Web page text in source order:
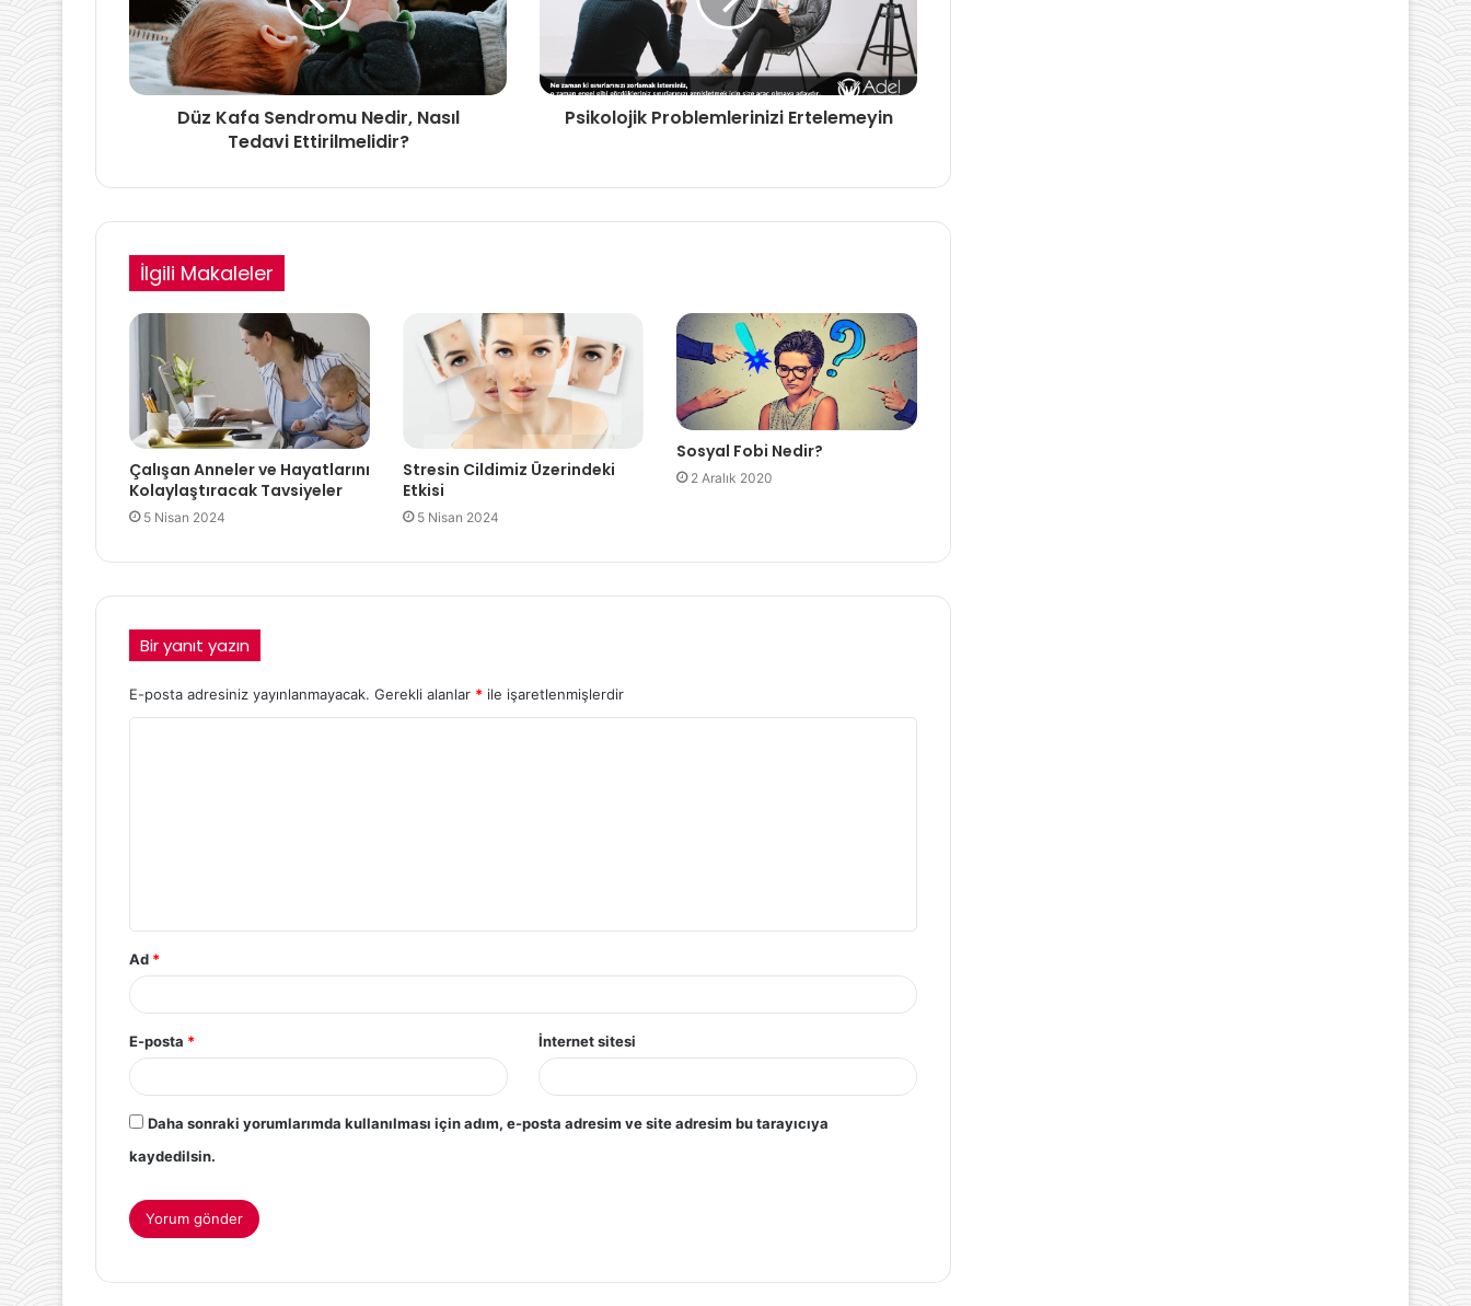
Düz Kafa Sendromu Nedir, Nasıl
Tedavi Ettirilmelidir?
Psikolojik Problemlerinizi Ertelemeyin
İlgili Makaleler
Çalışan Anneler ve Hayatlarını
Kolaylaştıracak Tavsiyeler
5 Nisan 2024
Stresin Cildimiz Üzerindeki
Etkisi
5 Nisan 2024
Sosyal Fobi Nedir?
2 Aralık 2020
Bir yanıt yazın
E-posta adresiniz yayınlanmayacak. Gerekli alanlar * ile işaretlenmişlerdir
Ad *
E-posta * İnternet sitesi
Daha sonraki yorumlarımda kullanılması için adım, e-posta adresim ve site adresim bu tarayıcıya
kaydedilsin.